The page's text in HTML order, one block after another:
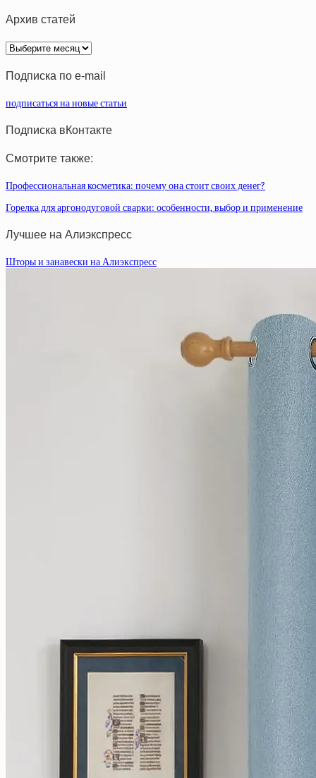
Архив статей
Архив
статей
Подписка по e-mail
подписаться на новые статьи
Подписка вКонтакте
Смотрите также:
Профессиональная косметика: почему она стоит своих денег?
Горелка для аргонодуговой сварки: особенности, выбор и применение
Лучшее на Алиэкспресс
Шторы и занавески на Алиэкспресс